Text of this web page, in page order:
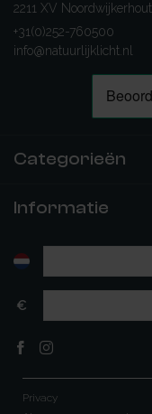
2211 XV Noordwijkerhout
+31(0)252-760500
info@natuurlijklicht.nl
Categorieën
Informatie
€
Privacy